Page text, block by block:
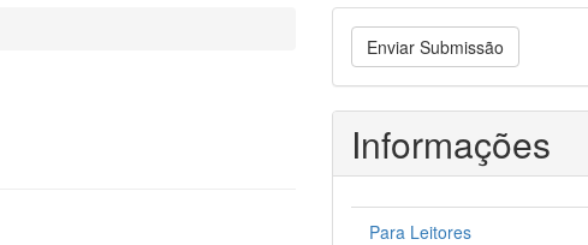
Enviar
Submissão
Enviar Submissão
Informações
Para Leitores